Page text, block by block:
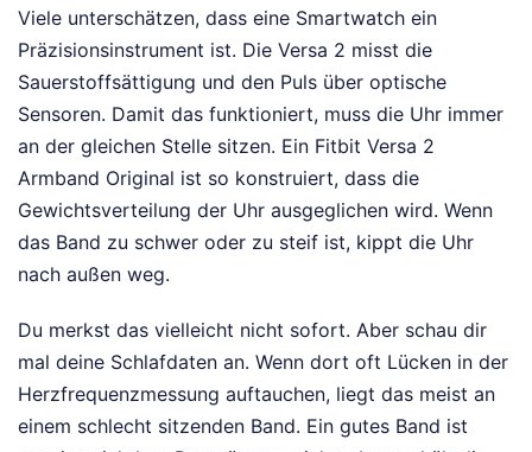
Viele unterschätzen, dass eine Smartwatch ein
Präzisionsinstrument ist. Die Versa 2 misst die
Sauerstoffsättigung und den Puls über optische
Sensoren. Damit das funktioniert, muss die Uhr immer
an der gleichen Stelle sitzen. Ein Fitbit Versa 2
Armband Original ist so konstruiert, dass die
Gewichtsverteilung der Uhr ausgeglichen wird. Wenn
das Band zu schwer oder zu steif ist, kippt die Uhr
nach außen weg.
Du merkst das vielleicht nicht sofort. Aber schau dir
mal deine Schlafdaten an. Wenn dort oft Lücken in der
Herzfrequenzmessung auftauchen, liegt das meist an
einem schlecht sitzenden Band. Ein gutes Band ist